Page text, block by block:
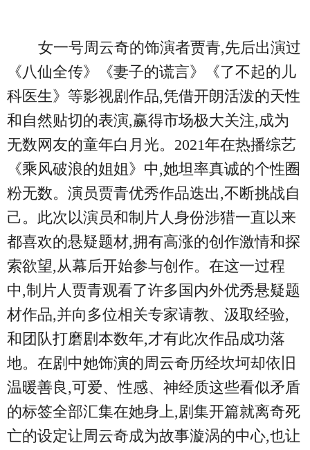
女一号周云奇的饰演者贾青,先后出演过
《八仙全传》《妻子的谎言》《了不起的儿
科医生》等影视剧作品,凭借开朗活泼的天性
和自然贴切的表演,赢得市场极大关注,成为
无数网友的童年白月光。2021年在热播综艺
《乘风破浪的姐姐》中,她坦率真诚的个性圈
粉无数。演员贾青优秀作品迭出,不断挑战自
己。此次以演员和制片人身份涉猎一直以来
都喜欢的悬疑题材,拥有高涨的创作激情和探
索欲望,从幕后开始参与创作。在这一过程
中,制片人贾青观看了许多国内外优秀悬疑题
材作品,并向多位相关专家请教、汲取经验,
和团队打磨剧本数年,才有此次作品成功落
地。在剧中她饰演的周云奇历经坎坷却依旧
温暖善良,可爱、性感、神经质这些看似矛盾
的标签全部汇集在她身上,剧集开篇就离奇死
亡的设定让周云奇成为故事漩涡的中心,也让